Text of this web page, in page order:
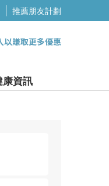
推薦朋友計劃
以賺取更多優惠
康資訊